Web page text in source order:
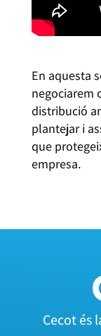
En aquesta
negociarem
distribució
plantejar i
que
empresa.
Cecot és